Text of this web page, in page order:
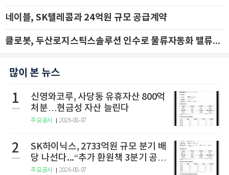
네이블, SK텔레콤과 24억원 규모 공급계약
클로봇, 두산로지스틱스솔루션 인수로 물류자동화 밸류체인 확장 추진 - IBK투자증권
많이 본 뉴스
1
신영와코루, 사당동 유휴자산 800억
처분…현금성 자산 늘린다
주요공시 2026-08-07
2
SK하이닉스, 2733억원 규모 분기 배
당 나선다...“추가 환원책 3분기 공
개”
주요공시 2026-08-07